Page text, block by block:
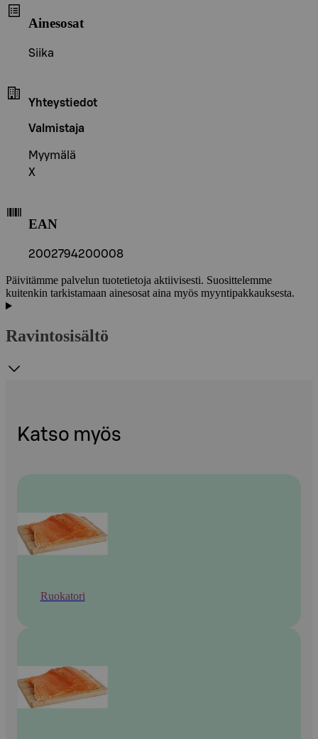
Ainesosat
Siika
Yhteystiedot
Valmistaja
Myymälä
X
EAN
2002794200008
Päivitämme palvelun tuotetietoja aktiivisesti. Suosittelemme
kuitenkin tarkistamaan ainesosat aina myös myyntipakkauksesta.
Ravintosisältö
Katso myös
Ruokatori